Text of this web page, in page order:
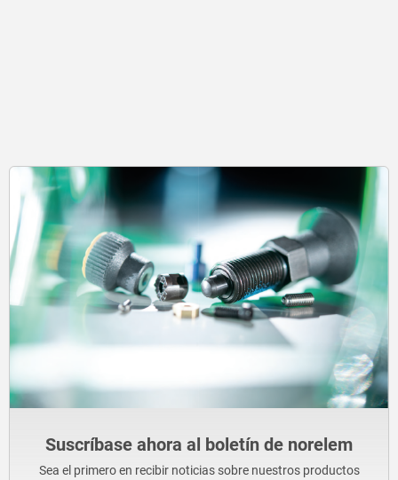
Suscríbase ahora al boletín de norelem
Sea el primero en recibir noticias sobre nuestros productos